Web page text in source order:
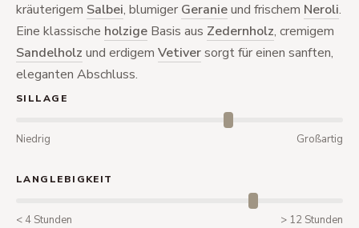
kräuterigem Salbei, blumiger Geranieund frischem Neroli.
Eine klassische holzige Basis aus Zedernholz, cremigem
Sandelholz und erdigem Vetiversorgt für einen sanften,
eleganten Abschluss.
SILLAGE
Niedrig Großartig
LANGLEBIGKEIT
< 4 Stunden > 12 Stunden